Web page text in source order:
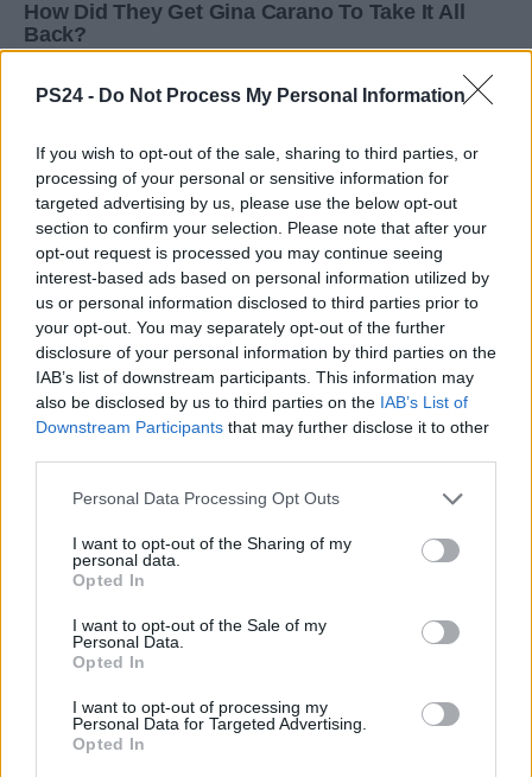
PS24 - Do Not Process My Personal Information
If you wish to opt-out of the sale, sharing to third parties, or
processing of your personal or sensitive information for
targeted advertising by us, please use the below opt-out
section to confirm your selection. Please note that after your
opt-out request is processed you may continue seeing
interest-based ads based on personal information utilized by
us or personal information disclosed to third parties prior to
your opt-out. You may separately opt-out of the further
disclosure of your personal information by third parties on the
IAB’s list of downstream participants. This information may
also be disclosed by us to third parties on the IAB’s List of
Downstream Participants that may further disclose it to other
Personal Data Processing Opt Outs
I want to opt-out of the Sharing of my
personal data.
Opted In
I want to opt-out of the Sale of my
Personal Data.
Opted In
I want to opt-out of processing my
Personal Data for Targeted Advertising.
Opted In